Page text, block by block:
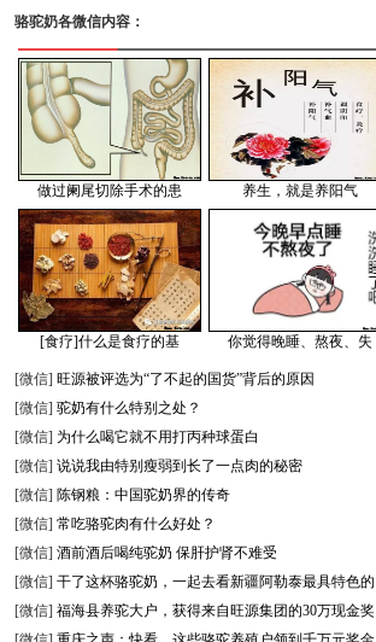
骆驼奶各微信内容：
做过阑尾切除手术的患 养生，就是养阳气
[食疗]什么是食疗的基 你觉得晚睡、熬夜、失
[微信] 旺源被评选为“了不起的国货”背后的原因
[微信] 驼奶有什么特别之处？
[微信] 为什么喝它就不用打丙种球蛋白
[微信] 说说我由特别瘦弱到长了一点肉的秘密
[微信] 陈钢粮：中国驼奶界的传奇
[微信] 常吃骆驼肉有什么好处？
[微信] 酒前酒后喝纯驼奶 保肝护肾不难受
[微信] 干了这杯骆驼奶，一起去看新疆阿勒泰最具特色的
[微信] 福海县养驼大户，获得来自旺源集团的30万现金奖